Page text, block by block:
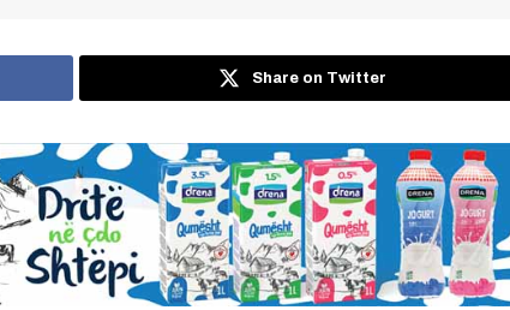
Share on Twitter